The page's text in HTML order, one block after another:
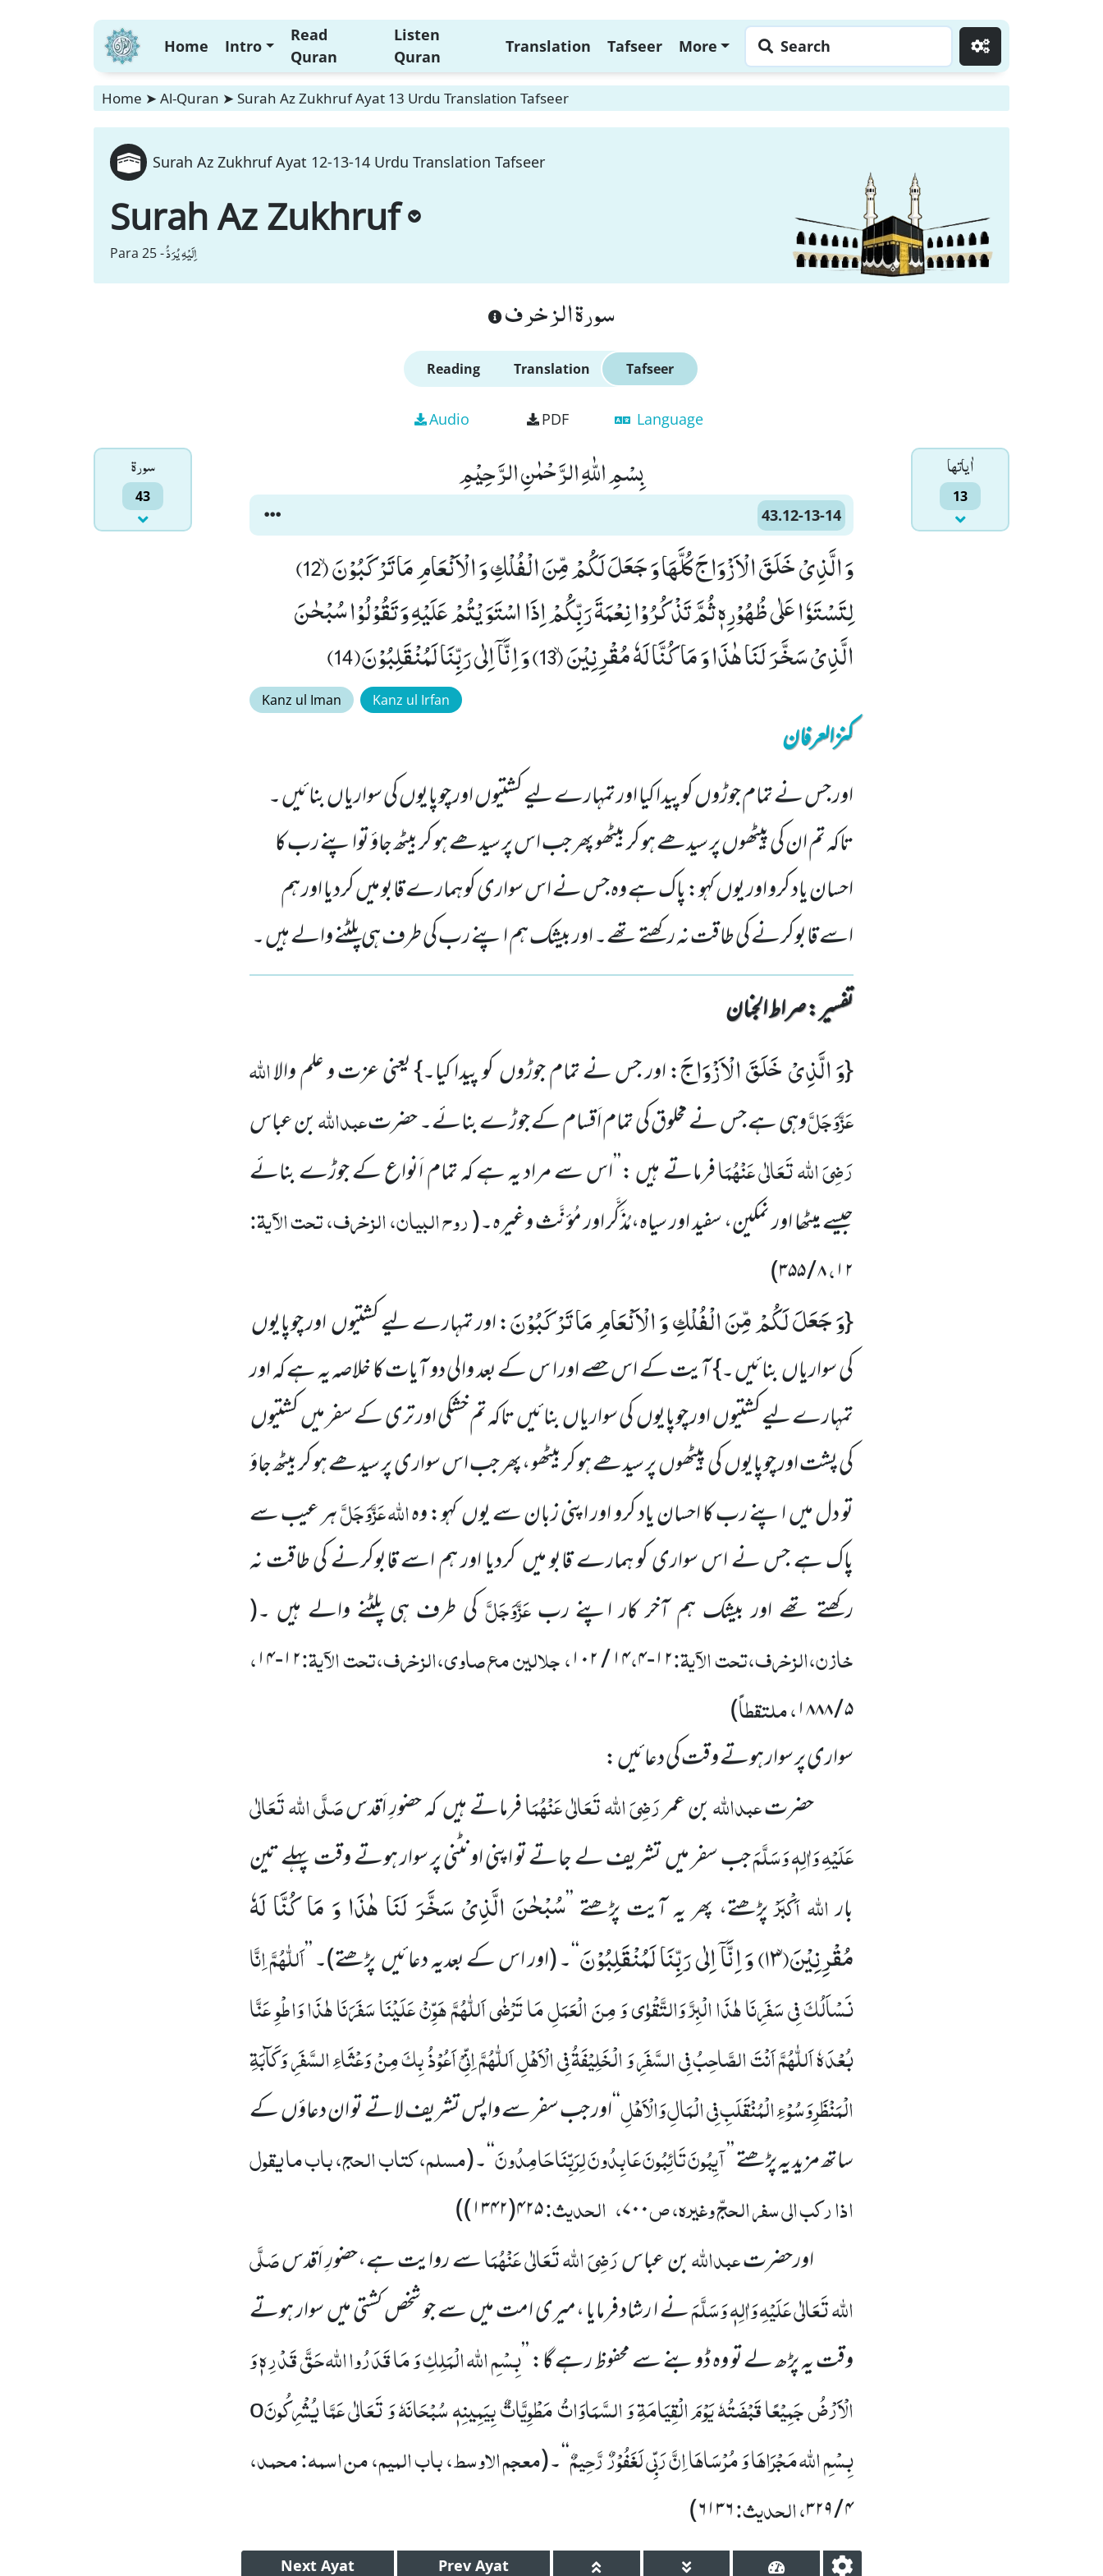
Home Intro
Read
Quran
Listen
Quran
Translation Tafseer More Search
Home ➤ Al-Quran ➤ Surah Az Zukhruf Ayat 13 Urdu Translation Tafseer
Surah Az Zukhruf Ayat 12-13-14 Urdu Translation Tafseer
Surah Az Zukhruf
Para 25 -اِلَیْهِ یُرَدُّ
سورة الزخرف
Reading Translation Tafseer
Audio PDF Language
سورۃ
43
اٰياتها
13
بِسْمِ اللّٰهِ الرَّحْمٰنِ الرَّحِیْمِ
43.12-13-14
وَ الَّذِیْ خَلَقَ الْاَزْوَاجَ كُلَّهَا وَ جَعَلَ لَكُمْ مِّنَ الْفُلْكِ وَ الْاَنْعَامِ مَا تَرْكَبُوْنَۙ (12)
لِتَسْتَوٗا عَلٰى ظُهُوْرِهٖ ثُمَّ تَذْكُرُوْا نِعْمَةَ رَبِّكُمْ اِذَا اسْتَوَیْتُمْ عَلَیْهِ وَ تَقُوْلُوْا سُبْحٰنَ
الَّذِیْ سَخَّرَ لَنَا هٰذَا وَ مَا كُنَّا لَهٗ مُقْرِنِیْنَۙ (13) وَ اِنَّاۤ اِلٰى رَبِّنَا لَمُنْقَلِبُوْنَ(14)
Kanz ul Iman Kanz ul Irfan
کنزالعرفان
اور جس نے تمام جوڑوں کو پیدا کیا اور تمہارے لیے کشتیوں اور چوپایوں کی سواریاں بنائیں ۔
تاکہ تم ان کی پیٹھوں پر سیدھے ہو کر بیٹھو پھر جب اس پر سیدھے ہو کر بیٹھ جاؤ تواپنے رب کا
احسان یاد کرو اور یوں کہو: پاک ہے وہ جس نے اس سواری کو ہمارے قابو میں کردیا اور ہم
اسے قابوکرنے کی طاقت نہ رکھتے تھے۔ اور بیشک ہم اپنے رب کی طرف ہی پلٹنے والے ہیں ۔
تفسیر : ‎صراط الجنان
{وَ الَّذِیْ خَلَقَ الْاَزْوَاجَ: اور جس نے تمام جوڑوں کو پیدا کیا۔} یعنی عزت و علم والااللہ
عَزَّوَجَلَّوہی ہے جس نے مخلوق کی تمام اَقسام کے جوڑے بنائے۔ حضرتعبداللہبن عباس
رَضِیَ اللہ تَعَالٰی عَنْہُمَافرماتے ہیں :’’اس سے مراد یہ ہے کہ تمام اَنواع کے جوڑے بنائے
جیسے میٹھا اور نمکین، سفید اور سیاہ،مُذَکَّر اور مُؤنَّث وغیرہ۔(روح البیان، الزخرف، تحت الآیۃ:
۱۲،۸ / ۳۵۵
)
{وَ جَعَلَ لَكُمْ مِّنَ الْفُلْكِ وَ الْاَنْعَامِ مَا تَرْكَبُوْنَ: اور تمہارے لیے کشتیوں اور چوپایوں
کی سواریاں بنائیں ۔} آیت کے اس حصے اور ا س کے بعد والی دو آیات کا خلاصہ یہ ہے کہ اور
تمہارے لیے کشتیوں اور چوپایوں کی سواریاں بنائیں تاکہ تم خشکی اور تری کے سفر میں کشتیوں
کی پشت اور چوپایوں کی پیٹھوں پر سیدھے ہو کر بیٹھو ،پھر جب اس سواری پر سیدھے ہو کر بیٹھ جاؤ
تو دل میں اپنے رب کا احسان یاد کرو اور اپنی زبان سے یوں کہو: وہاللہعَزَّوَجَلَّہر عیب سے
پاک ہے جس نے اس سواری کو ہمارے قابو میں کردیا اور ہم اسے قابوکرنے کی طاقت نہ
رکھتے تھے اور بیشک ہم آخر کار اپنے ربعَزَّوَجَلَّکی طرف ہی پلٹنے والے ہیں ۔(
خازن،الزخرف،تحت الآیۃ:۱۲-۱۴ ،۴ / ۱۰۲ ، جلالین مع صاوی،الزخرف،تحت الآیۃ:۱۲-۱۴ ،
۵ / ۱۸۸۸ ، ملتقطاً)
سواری پر سوار ہوتے وقت کی دعائیں :
حضرتعبداللہبن عمررَضِیَ اللہ تَعَالٰی عَنْہُمَافرماتے ہیں کہ حضورِ اَقدسصَلَّی اللہ تَعَالٰی
عَلَیْہِ وَاٰلِہٖ وَسَلَّمَجب سفر میں تشریف لے جاتے تو اپنی اونٹنی پر سوار ہوتے وقت پہلے تین
باراللہ اَکْبَرْپڑھتے، پھر یہ آیت پڑھتے ’’سُبْحٰنَ الَّذِیْ سَخَّرَ لَنَا هٰذَا وَ مَا كُنَّا لَهٗ
مُقْرِنِیْنَۙ(۱۳) وَ اِنَّاۤ اِلٰى رَبِّنَا لَمُنْقَلِبُوْنَ‘‘۔(اور اس کے بعدیہ دعائیں پڑھتے)۔ ’’اَللّٰہُمَّ اِنَّا
نَسْاَلُکَ فِی سَفَرِنَا ہٰذَا الْبِرَّ وَالتَّقْوٰی وَ مِنَ الْعَمَلِ مَا تَرْضٰی اَللّٰہُمَّ ہَوِّنْ عَلَیْنَا سَفَرَنَا ہٰذَا وَاطْوِ عَنَّا
بُعْدَہٗ اَللّٰہُمَّ اَنْتَ الصَّاحِبُ فِی السَّفَرِ وَ الْخَلِیْفَۃُ فِی الْاَہْلِ اَللّٰہُمَّ اِنِّیْ اَعُوْذُ بِکَ مِنْ وَعْثَاءِ السَّفَرِ وَکَآبَۃِ
الْمَنْظَرِ وَسُوْ ءِ الْمُنْقَلَبِ فِی الْمَالِ وَالْاَہْلِ‘‘اور جب سفر سے واپس تشریف لاتے تو ان دعاؤں کے
ساتھ مزید یہ پڑھتے ’’آیِبُونَ تَائِبُونَ عَابِدُونَ لِرَبِّنَا حَامِدُونَ‘‘۔(مسلم، کتاب الحج، باب ما یقول
اذا رکب الی سفر الحجّ وغیرہ، ص۷۰۰، الحدیث:۴۲۵(۱۳۴۲)
)
اورحضرتعبداللہبن عباسرَضِیَ اللہ تَعَالٰی عَنْہُمَاسے روایت ہے،حضورِ اَقدسصَلَّی
اللہ تَعَالٰی عَلَیْہِ وَاٰلِہٖ وَسَلَّمَنے ا رشاد فرمایا ،میری امت میں سے جو شخص کشتی میں سوار ہوتے
وقت یہ پڑھ لے تو وہ ڈوبنے سے محفوظ رہے گا: ’’بِسْمِ اللہ الْمَلِکِ وَ مَا قَدَرُوا اللہ حَقَّ قَدْرِہٖ وَ
الْاََرْضُ جَمِیْعًا قَبْضَتُہٗ یَوْمَ الْقِیَامَۃِ وَ السَّمَاوَاتُ مَطْوِیَّاتٌ بِیَمِینِہٖ سُبْحَانَہٗ وَ تَعَالٰی عَمَّا یُشْرِکُونَo
بِسْمِ اللہ مَجْرَاہَا وَ مُرْسَاہَا اِنَّ رَبِّی لَغَفُوْرٌ رَّحِیمٌ‘‘۔(معجم الاوسط، باب المیم، من اسمہ: محمد،
۴ / ۳۲۹ ، الحدیث:۶۱۳۶)
Next Ayat Prev Ayat